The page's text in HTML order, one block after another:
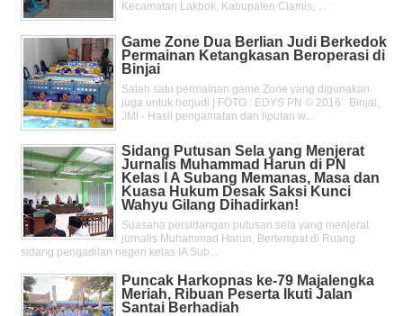
Kecamatan Lakbok, Kabupaten Ciamis, ...
Game Zone Dua Berlian Judi Berkedok
Permainan Ketangkasan Beroperasi di
Binjai
Salah satu permainan game Zone yang digunakan
juga untuk berjudi | FOTO : EDYS PN © 2016 Binjai,
JMI - Hasil pengamatan dan liputan w...
Sidang Putusan Sela yang Menjerat
Jurnalis Muhammad Harun di PN
Kelas l A Subang Memanas, Masa dan
Kuasa Hukum Desak Saksi Kunci
Wahyu Gilang Dihadirkan!
Suasana persidangan putusan sela yang menjerat
jurnalis Muhammad Harun, Bertempat di Ruang
sidang pengadilan negeri kelas IA Sub...
Puncak Harkopnas ke-79 Majalengka
Meriah, Ribuan Peserta Ikuti Jalan
Santai Berhadiah